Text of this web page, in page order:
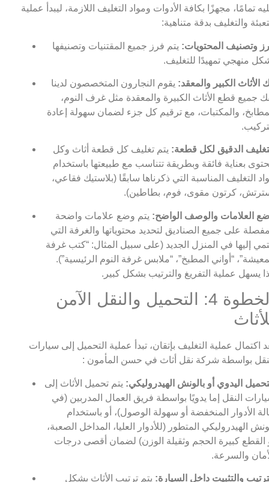
تمامًا، مجهزًا بكافة الأدوات ومواد التغليف اللازمة، ليبدأ عملية
والتغليف بدقة متناهية:
وتصنيف المحتويات: يتم فرز جميع المقتنيات وتصنيفها
منهجي تمهيدًا للتغليف.
الأثاث الكبير والمعقد: يقوم النجارون المتخصصون لدينا
جميع قطع الأثاث الكبيرة والمعقدة مثل غرف النوم،
والمكتبات، مع ترقيم كل جزء لضمان سهولة إعادة
الدقيق لكل قطعة: يتم تغليف كل قطعة أثاث وكل
بعناية فائقة وبطريقة تتناسب مع طبيعتها باستخدام
التغليف المناسبة التي ذكرناها سابقًا (بلاستيك فقاعي،
كرتون مقوى، فوم، بطاطين).
العلامات والوصف الواضح: يتم وضع علامات واضحة
على جميع الصناديق لتحديد محتوياتها والغرفة التي
إليها في المنزل الجديد (على سبيل المثال: “كتب غرفة
“أواني المطبخ”، “ملابس غرفة النوم الرئيسية”).
يسهل عملية التفريغ والترتيب بشكل كبير.
الخطوة 4: التحميل والنقل الآمن
اكتمال عملية التغليف بإتقان، تبدأ عملية التحميل إلى سيارات
بواسطة شركة نقل أثاث في حسن المأمون :
اليدوي أو بالونش الهيدروليكي: يتم تحميل الأثاث إلى
النقل إما يدويًا بواسطة فريق العمال المدربين (في
الأدوار المنخفضة أو سهولة الوصول)، أو باستخدام
الهيدروليكي المتطور (للأدوار العليا، المداخل الصعبة،
القطع كبيرة الحجم وثقيلة الوزن) لضمان أقصى درجات
والسرعة.
والتثبيت داخل السيارة: يتم ترتيب الأثاث بشكل